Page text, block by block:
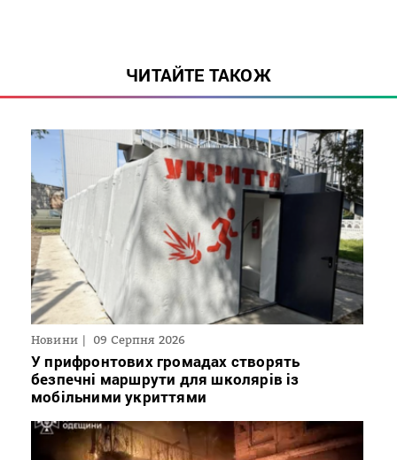
ЧИТАЙТЕ ТАКОЖ
Новини 09 Серпня 2026
У прифронтових громадах створять
безпечні маршрути для школярів із
мобільними укриттями